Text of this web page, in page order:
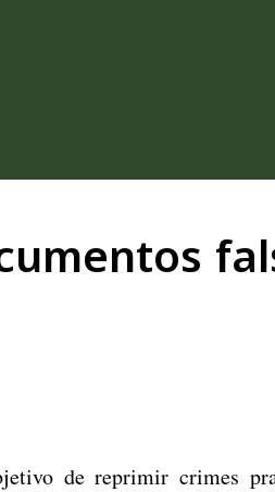
de reprimir crimes